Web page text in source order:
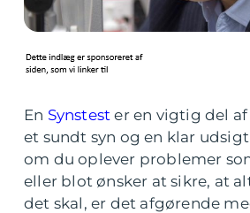
En Synstest er en vigtig del
et sundt syn og en klar
om du oplever problemer
eller blot ønsker at sikre, at
det skal, er det afgørende